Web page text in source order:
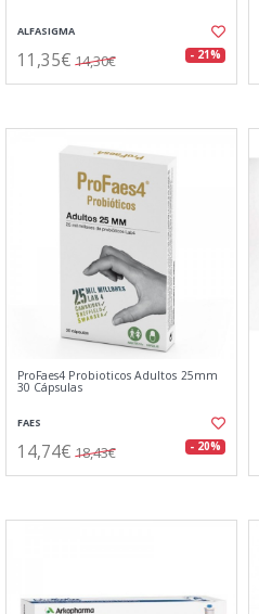
ALFASIGMA
11,35€ 14,30€ - 21%
ProFaes4 Probioticos Adultos 25mm
30 Cápsulas
FAES
14,74€ 18,43€ - 20%